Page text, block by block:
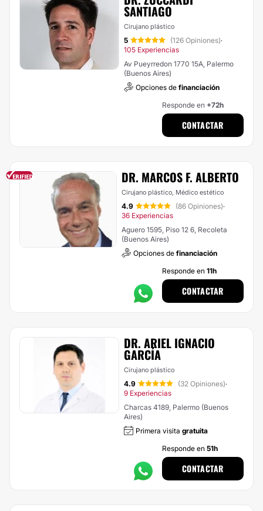
SANTIAGO
Cirujano plástico
5 (126 Opiniones)·
105 Experiencias
Av Pueyrredon 1770 15A, Palermo
(Buenos Aires)
Opciones de financiación
Responde en +72h
CONTACTAR
DR. MARCOS F. ALBERTO
Cirujano plástico, Médico estético
4.9 (86 Opiniones)·
36 Experiencias
Aguero 1595, Piso 12 6, Recoleta
(Buenos Aires)
Opciones de financiación
Responde en 11h
CONTACTAR
DR. ARIEL IGNACIO
GARCÍA
Cirujano plástico
4.9 (32 Opiniones)·
9 Experiencias
Charcas 4189, Palermo (Buenos
Aires)
Primera visita gratuita
Responde en 51h
CONTACTAR